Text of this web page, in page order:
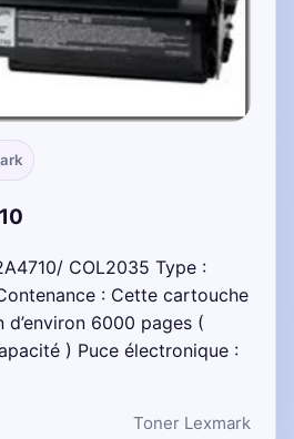
COL2035 Type :
: Cette cartouche
d’environ 6000 pages (
) Puce électronique :
Toner Lexmark